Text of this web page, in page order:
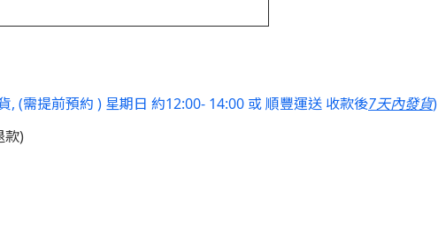
, (需提前預約 ) 星期日 約12:00- 14:00 或 順豐運送 收款後7天內發貨)
款)